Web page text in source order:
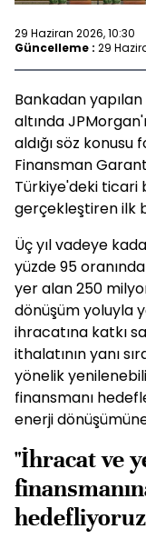
29 Haziran 2026, 10:30
Güncelleme : 29
Bankadan
altında
aldığı söz konusu
Finansman
Türkiye'deki ticari
gerçekleştiren ilk
Üç yıl vadeye
yüzde 95
yer alan 250
dönüşüm yoluyla
ihracatına katkı
ithalatının yanı
yönelik
finansmanı
enerji
"İhracat ve